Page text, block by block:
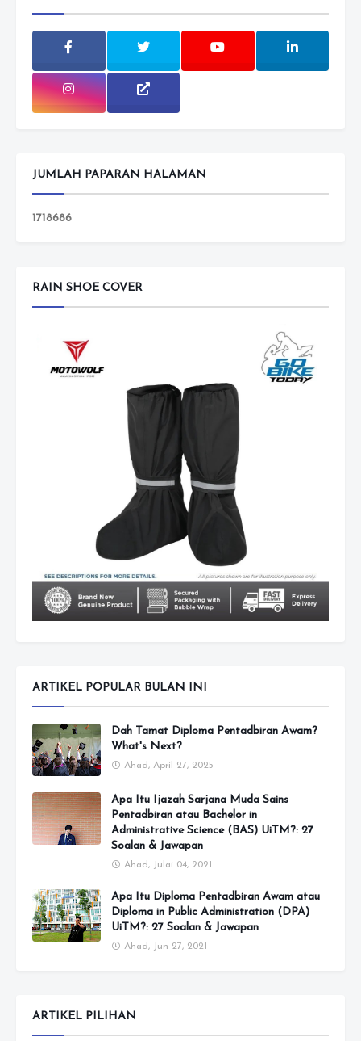
JUMLAH PAPARAN HALAMAN
1718686
RAIN SHOE COVER
ARTIKEL POPULAR BULAN INI
Dah Tamat Diploma Pentadbiran Awam?
What's Next?
Ahad, April 27, 2025
Apa Itu Ijazah Sarjana Muda Sains
Pentadbiran atau Bachelor in
Administrative Science (BAS) UiTM?: 27
Soalan & Jawapan
Ahad, Julai 04, 2021
Apa Itu Diploma Pentadbiran Awam atau
Diploma in Public Administration (DPA)
UiTM?: 27 Soalan & Jawapan
Ahad, Jun 27, 2021
ARTIKEL PILIHAN